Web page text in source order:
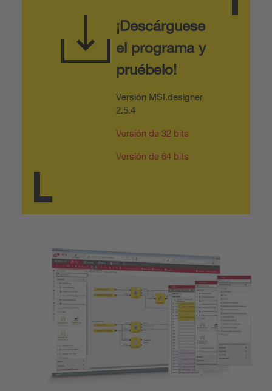
¡Descárguese
el programa y
pruébelo!
Versión MSI.designer
2.5.4
Versión de 32 bits
Versión de 64 bits